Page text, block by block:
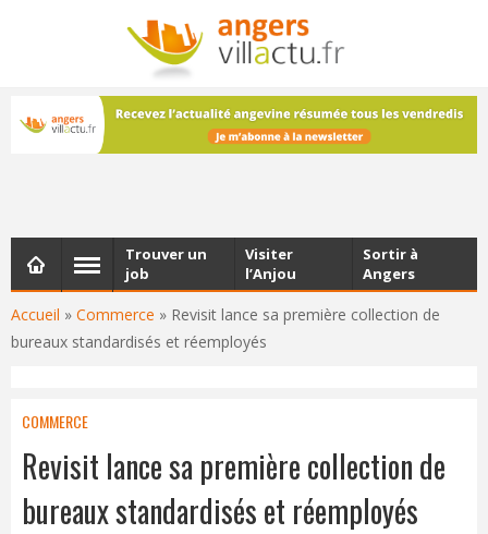
NEWSLETTER
Les dernières actualités d'Angers, chaque vendredi dans
votre boîte e-mail
Accueil » Commerce » Revisit lance sa première collection de
bureaux standardisés et réemployés
Trouver un
job
Visiter
l’Anjou
Sortir à
Angers
COMMERCE
Revisit lance sa première collection de
bureaux standardisés et réemployés